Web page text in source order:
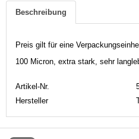
Beschreibung
Preis gilt für eine
100 Micron, extra stark, sehr
Artikel-Nr.
Hersteller